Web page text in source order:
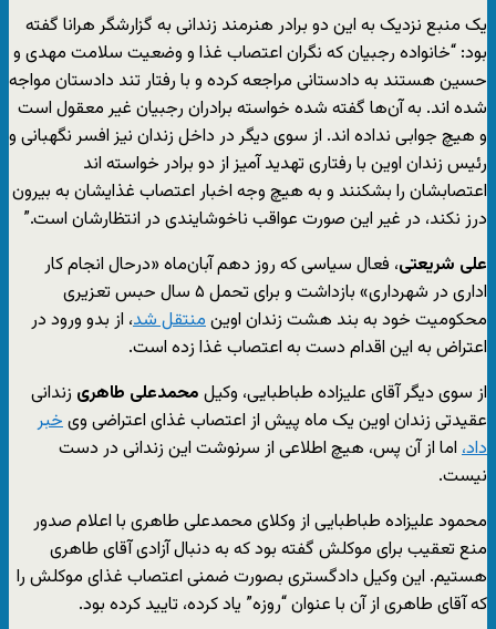
یک منبع نزدیک به این دو برادر هنرمند زندانی به گزارشگر هرانا گفته
بود: “خانواده رجبیان که نگران اعتصاب غذا و وضعیت سلامت مهدی و
حسین هستند به دادستانی مراجعه کرده و با رفتار تند دادستان مواجه
شده اند. به آن‌ها گفته شده خواسته برادران رجبیان غیر معقول است
و هیچ جوابی نداده اند. از سوی دیگر در داخل زندان نیز افسر نگهبانی و
رئیس زندان اوین با رفتاری تهدید آمیز از دو برادر خواسته اند
اعتصابشان را بشکنند و به هیچ وجه اخبار اعتصاب غذایشان به بیرون
درز نکند، در غیر این صورت عواقب ناخوشایندی در انتظارشان است.”
علی شریعتی، فعال سیاسی که روز دهم آبان‌ماه «درحال انجام کار
اداری در شهرداری» بازداشت و برای تحمل ۵ سال حبس تعزیری
محکومیت خود به بند هشت زندان اوینمنتقل شد، از بدو ورود در
اعتراض به این اقدام دست به اعتصاب غذا زده است.
از سوی دیگر آقای علیزاده طباطبایی، وکیل محمدعلی طاهری زندانی
عقیدتی زندان اوین یک ماه پیش از اعتصاب غذای اعتراضی ویخبر
داد، اما از آن پس، هیچ اطلاعی از سرنوشت این زندانی در دست
نیست.
محمود علیزاده طباطبایی از وکلای محمدعلی طاهری با اعلام صدور
منع تعقیب برای موکلش گفته بود که به دنبال آزادی آقای طاهری
هستیم. این وکیل دادگستری بصورت ضمنی اعتصاب غذای موکلش را
که آقای طاهری از آن با عنوان “روزه” یاد کرده، تایید کرده بود.